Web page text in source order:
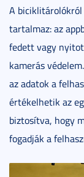
A
tartalmaz: az
fedett vagy
kamerás
az adatok a
értékelhetik az
biztosítva, hogy
fogadják a